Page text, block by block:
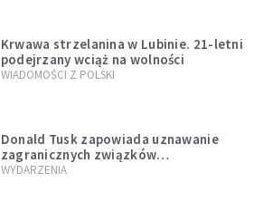
Krwawa strzelanina w Lubinie. 21-letni
podejrzany wciąż na wolności
WIADOMOŚCI Z POLSKI
Donald Tusk zapowiada uznawanie
zagranicznych związków
jednopłciowych. "Państwo oblało ten
WYDARZENIA